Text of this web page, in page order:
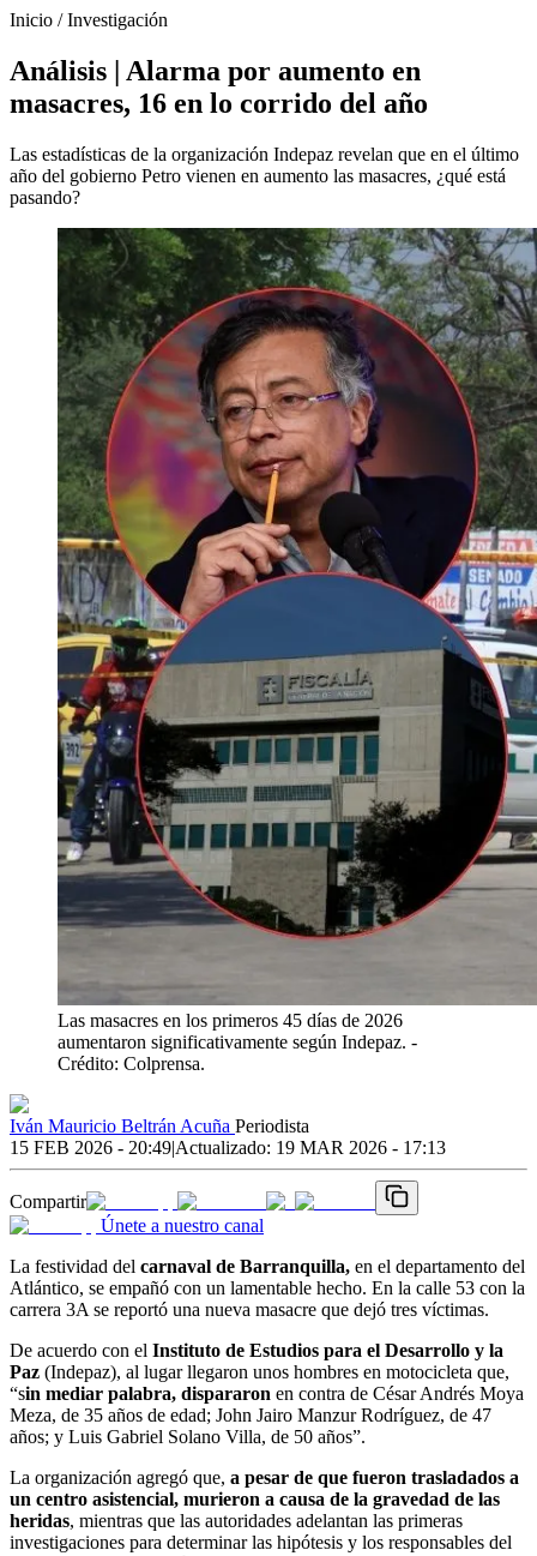
Inicio /Investigación
Análisis | Alarma por aumento en
masacres, 16 en lo corrido del año
Las estadísticas de la organización Indepaz revelan que en el último
año del gobierno Petro vienen en aumento las masacres, ¿qué está
pasando?
Las masacres en los primeros 45 días de 2026
aumentaron significativamente según Indepaz. -
Crédito: Colprensa.
Iván Mauricio Beltrán Acuña Periodista
15 FEB 2026 - 20:49|Actualizado: 19 MAR 2026 - 17:13
Compartir
Únete a nuestro canal
La festividad del carnaval de Barranquilla, en el departamento del
Atlántico, se empañó con un lamentable hecho. En la calle 53 con la
carrera 3A se reportó una nueva masacre que dejó tres víctimas.
De acuerdo con el Instituto de Estudios para el Desarrollo y la
Paz (Indepaz), al lugar llegaron unos hombres en motocicleta que,
“sin mediar palabra, dispararon en contra de César Andrés Moya
Meza, de 35 años de edad; John Jairo Manzur Rodríguez, de 47
años; y Luis Gabriel Solano Villa, de 50 años”.
La organización agregó que, a pesar de que fueron trasladados a
un centro asistencial, murieron a causa de la gravedad de las
heridas, mientras que las autoridades adelantan las primeras
investigaciones para determinar las hipótesis y los responsables del